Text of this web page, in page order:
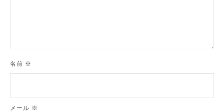
名前 ※
メール ※